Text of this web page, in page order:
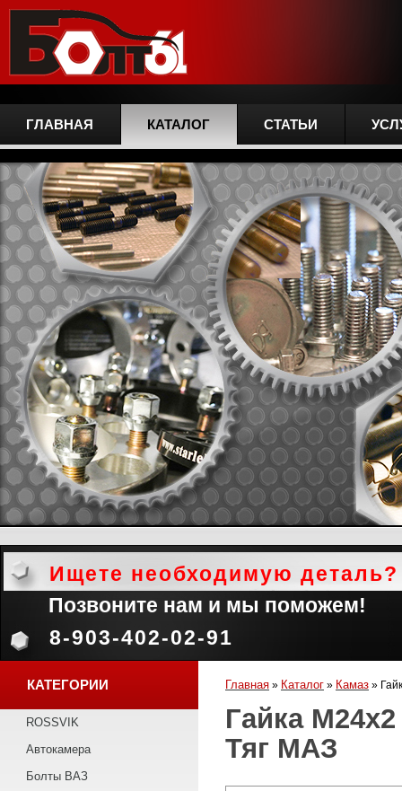
ГЛАВНАЯ КАТАЛОГ СТАТЬИ
Ищете необходимую деталь?
Позвоните нам и мы поможем!
8-903-402-02-91
КАТЕГОРИИ
ROSSVIK
Автокамера
Болты ВАЗ
Главная » Каталог » Камаз »
Гайка
Тяг МАЗ